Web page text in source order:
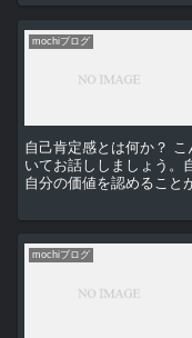
mochiブログ
自己肯定感とは何か？
いてお話ししましょう。
自分の価値を認めること
mochiブログ